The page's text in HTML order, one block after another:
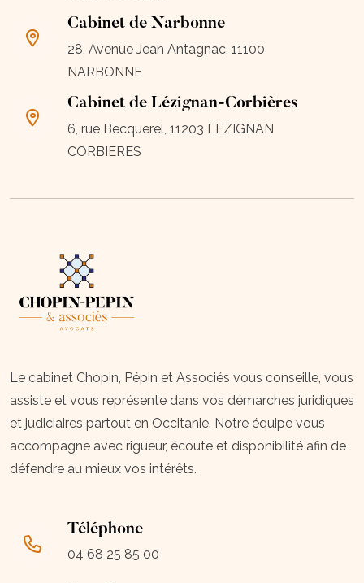
Cabinet de Narbonne
28, Avenue Jean Antagnac, 11100
NARBONNE
Cabinet de Lézignan-Corbières
6, rue Becquerel, 11203 LEZIGNAN
CORBIERES
Le cabinet Chopin, Pépin et Associés vous conseille, vous
assiste et vous représente dans vos démarches juridiques
et judiciaires partout en Occitanie. Notre équipe vous
accompagne avec rigueur, écoute et disponibilité afin de
défendre au mieux vos intérêts.
Téléphone
04 68 25 85 00